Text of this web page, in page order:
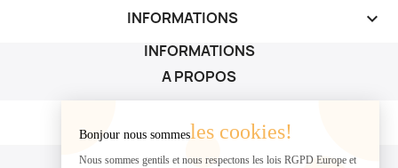
INFORMATIONS keyboard_arrow_down
INFORMATIONS
A PROPOS
A PROPOS
VOTRE COMPTE
Bonjour nous sommesles cookies!
Nous sommes gentils et nous respectons les lois RGPD Europe et